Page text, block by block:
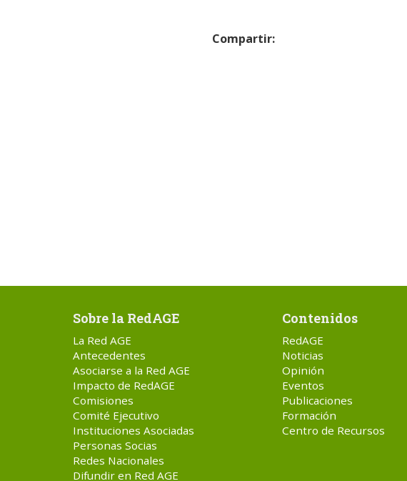
Compartir:
Sobre la RedAGE
La Red AGE
Antecedentes
Asociarse a la Red AGE
Impacto de RedAGE
Comisiones
Comité Ejecutivo
Instituciones Asociadas
Personas Socias
Redes Nacionales
Difundir en Red AGE
Contenidos
RedAGE
Noticias
Opinión
Eventos
Publicaciones
Formación
Centro de Recursos